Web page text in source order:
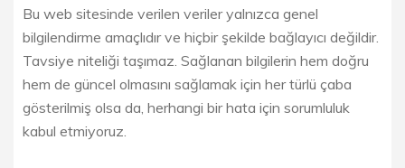
Bu web sitesinde verilen veriler yalnızca genel
bilgilendirme amaçlıdır ve hiçbir şekilde bağlayıcı değildir.
Tavsiye niteliği taşımaz. Sağlanan bilgilerin hem doğru
hem de güncel olmasını sağlamak için her türlü çaba
gösterilmiş olsa da, herhangi bir hata için sorumluluk
kabul etmiyoruz.